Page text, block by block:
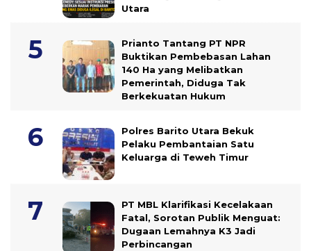
Utara
Prianto Tantang PT NPR
Buktikan Pembebasan Lahan
140 Ha yang Melibatkan
Pemerintah, Diduga Tak
Berkekuatan Hukum
Polres Barito Utara Bekuk
Pelaku Pembantaian Satu
Keluarga di Teweh Timur
PT MBL Klarifikasi Kecelakaan
Fatal, Sorotan Publik Menguat:
Dugaan Lemahnya K3 Jadi
Perbincangan